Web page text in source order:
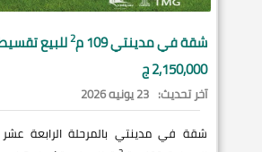
شقة فيمدينتي109 م 2للبيع
2,150,000 ج
آخر تحديث: 23 يونيه 2026
شقة في مدينتي بالمرحلة الرابعة